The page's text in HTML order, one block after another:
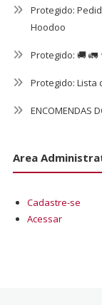
Protegido:
Hoodoo
Protegido: 🚚
Protegido: Lista
ENCOMENDAS
Area
Cadastre-se
Acessar